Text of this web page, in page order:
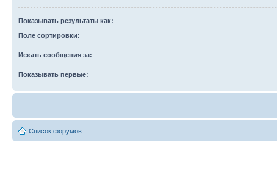
Показывать результаты как:
Поле сортировки:
Искать сообщения за:
Показывать первые:
Список форумов